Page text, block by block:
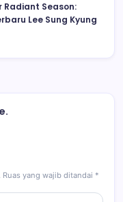
Radiant Season:
Lee Sung Kyung
Ruas yang wajib ditandai *